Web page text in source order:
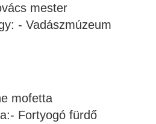
mester
- Vadászmúzeum
mofetta
Fortyogó fürdő